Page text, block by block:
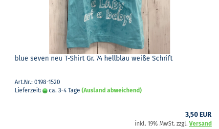
blue seven neu T-​Shirt Gr. 74 hell­blau weiße Schrift
Art.Nr.: 0198-1520
Lieferzeit:
ca. 3-4 Tage (Ausland abweichend)
3,50 EUR
inkl. 19% MwSt. zzgl. Versand